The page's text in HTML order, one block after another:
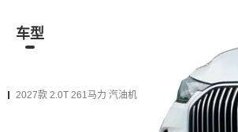
车型
2025款（停售）
2027款 2.0T 261马力 汽油机
2027款 2.0T 双离合两驱豪享版